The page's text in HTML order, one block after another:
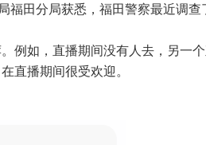
福田分局获悉，福田警察最近调查
例如，直播期间没有人去，另一
直播期间很受欢迎。